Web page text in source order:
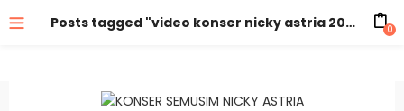
Posts tagged "video konser nicky astria 2022" 0